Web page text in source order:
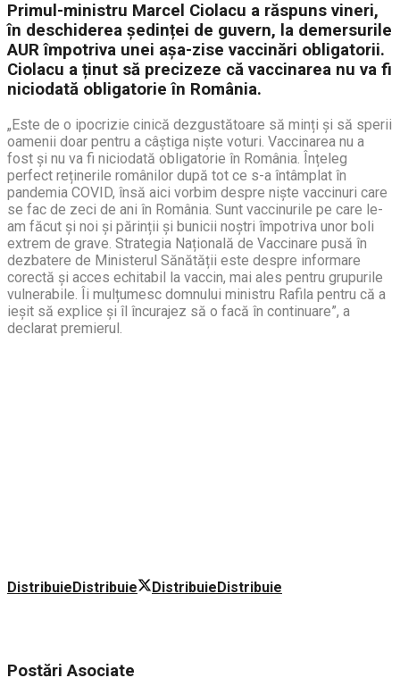
Primul-ministru Marcel Ciolacu a răspuns vineri,
în deschiderea ședinței de guvern, la demersurile
AUR împotriva unei așa-zise vaccinări obligatorii.
Ciolacu a ținut să precizeze că vaccinarea nu va fi
niciodată obligatorie în România.
„Este de o ipocrizie cinică dezgustătoare să minți și să sperii
oamenii doar pentru a câștiga niște voturi. Vaccinarea nu a
fost și nu va fi niciodată obligatorie în România. Înțeleg
perfect reținerile românilor după tot ce s-a întâmplat în
pandemia COVID, însă aici vorbim despre niște vaccinuri care
se fac de zeci de ani în România. Sunt vaccinurile pe care le-
am făcut și noi și părinții și bunicii noștri împotriva unor boli
extrem de grave. Strategia Națională de Vaccinare pusă în
dezbatere de Ministerul Sănătății este despre informare
corectă și acces echitabil la vaccin, mai ales pentru grupurile
vulnerabile. Îi mulțumesc domnului ministru Rafila pentru că a
ieșit să explice și îl încurajez să o facă în continuare”, a
declarat premierul.
DistribuieDistribuie DistribuieDistribuie
PostăriAsociate